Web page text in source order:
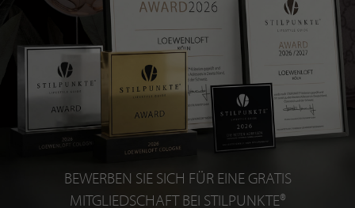
BEWERBEN SIE SICH FÜR EINE GRATIS
MITGLIEDSCHAFT BEI STILPUNKTE®